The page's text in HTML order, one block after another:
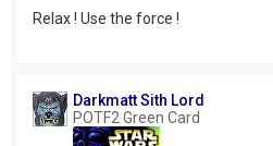
Relax ! Use the force !
Darkmatt Sith Lord
POTF2 Green Card